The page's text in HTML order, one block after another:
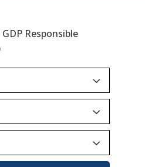
GDP Responsible
3
3
3